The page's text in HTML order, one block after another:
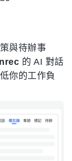
與待辦事
的 AI 對話
你的工作負